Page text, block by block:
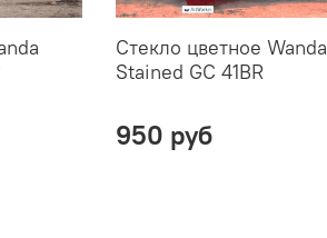
Стекло цветное Wanda
Stained GC 41BR
950 руб